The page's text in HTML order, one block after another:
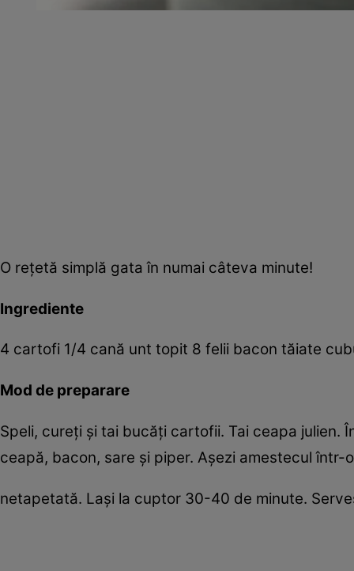
O reţetă simplă gata în numai câteva minute!
Ingrediente
4 cartofi 1/4 cană unt topit 8 felii bacon tăiate
Mod de preparare
Speli, cureţi şi tai bucăţi cartofii. Tai ceapa
ceapă, bacon, sare şi piper. Aşezi amestecul într-
netapetată. Laşi la cuptor 30-40 de minute.